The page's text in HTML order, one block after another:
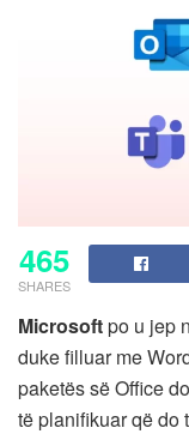
465
SHARES
Microsoftpo u jep
duke filluar me
paketës së Office
të planifikuar që do